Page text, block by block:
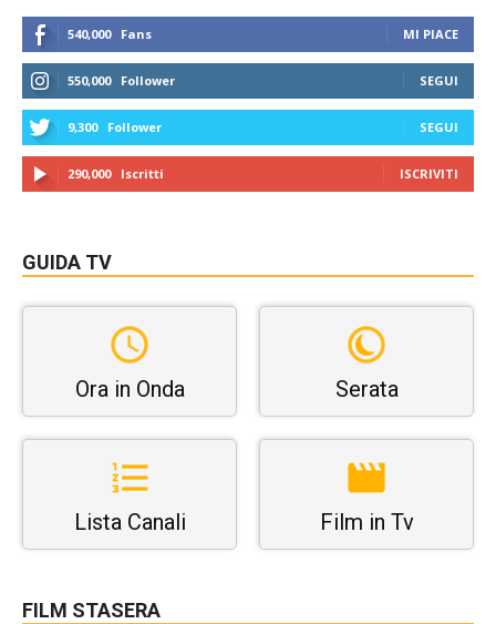
540,000 Fans MI PIACE
550,000 Follower SEGUI
9,300 Follower SEGUI
290,000 Iscritti ISCRIVITI
GUIDA TV
Ora in Onda Serata
Lista Canali Film in Tv
FILM STASERA